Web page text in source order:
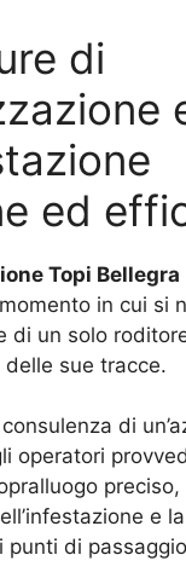
di
ed
Topi Bellegra
in cui si
di un solo
sue tracce.
di
operatori
e
punti di